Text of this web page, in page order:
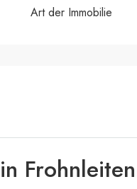
Art der Immobilie
Frohnleiten